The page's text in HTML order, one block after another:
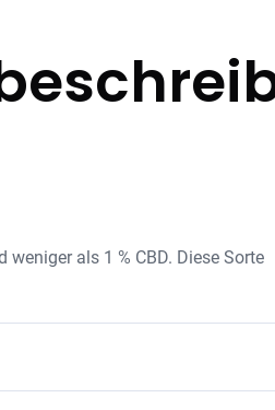
als 1 % CBD. Diese Sorte
die das cremige, süße